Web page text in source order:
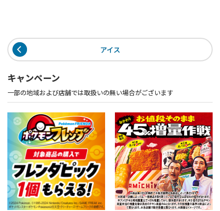
アイス
キャンペーン
一部の地域および店舗では取扱いの無い場合がございます